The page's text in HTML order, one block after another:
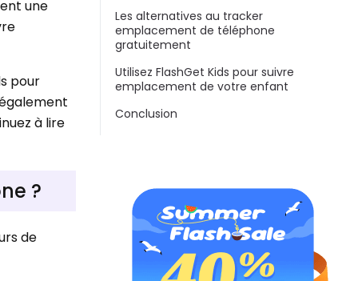
une
pour
à lire
?
de
Les alternatives au tracker
emplacement de téléphone
gratuitement
Utilisez FlashGet Kids pour suivre
emplacement de votre enfant
Conclusion